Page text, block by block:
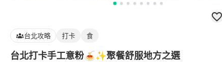
台北攻略 打卡 食
台北打卡手工意粉🍝✨聚餐舒服地方之選